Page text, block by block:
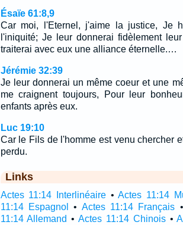
Ésaïe 61:8,9
Car moi, l'Eternel, j'aime la justice, Je
l'iniquité; Je leur donnerai fidèlement
traiterai avec eux une alliance éternelle.…
Jérémie 32:39
Je leur donnerai un même coeur et une
me craignent toujours, Pour leur
enfants après eux.
Luc 19:10
Car le Fils de l'homme est venu chercher
perdu.
Links
Actes 11:14 Interlinéaire•Actes 11:14
11:14 Espagnol
• Actes 11:14 Français •
11:14 Allemand •Actes 11:14 Chinois•